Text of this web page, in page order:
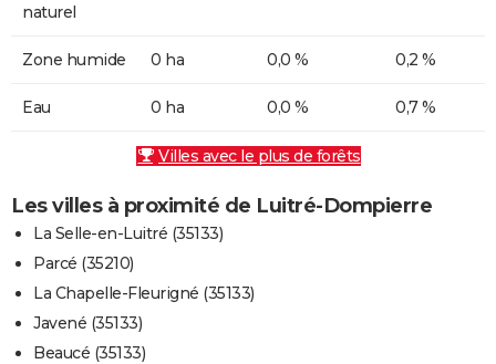
naturel
Zone humide 0 ha 0,0 % 0,2 %
Eau 0 ha 0,0 % 0,7 %
Villes avec le plus de forêts
Les villes à proximité de Luitré-Dompierre
La Selle-en-Luitré (35133)
Parcé (35210)
La Chapelle-Fleurigné (35133)
Javené (35133)
Beaucé (35133)